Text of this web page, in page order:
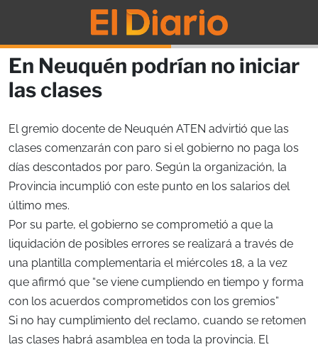
En Neuquén podrían no iniciar
las clases
El gremio docente de Neuquén ATEN advirtió que las
clases comenzarán con paro si el gobierno no paga los
días descontados por paro. Según la organización, la
Provincia incumplió con este punto en los salarios del
último mes.
Por su parte, el gobierno se comprometió a que la
liquidación de posibles errores se realizará a través de
una plantilla complementaria el miércoles 18, a la vez
que afirmó que “se viene cumpliendo en tiempo y forma
con los acuerdos comprometidos con los gremios”
Si no hay cumplimiento del reclamo, cuando se retomen
las clases habrá asamblea en toda la provincia. El